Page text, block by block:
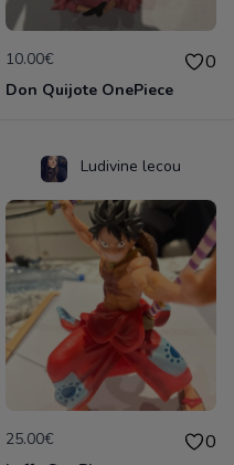
10.00€ 0
Don Quijote OnePiece
Ludivine lecou
25.00€ 0